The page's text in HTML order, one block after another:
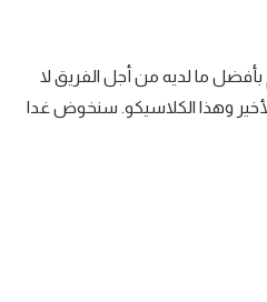
ما لديه من أجل الفريق لا
وهذا الكلاسيكو. سنخوض غدا